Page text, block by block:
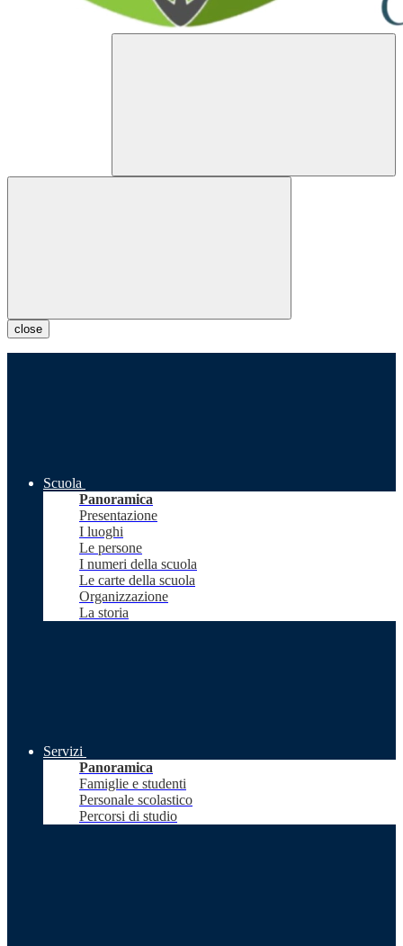
close
Scuola
Panoramica
Presentazione
I luoghi
Le persone
I numeri della scuola
Le carte della scuola
Organizzazione
La storia
Servizi
Panoramica
Famiglie e studenti
Personale scolastico
Percorsi di studio